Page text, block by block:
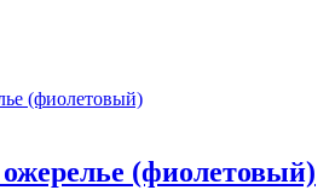
(фиолетовый)